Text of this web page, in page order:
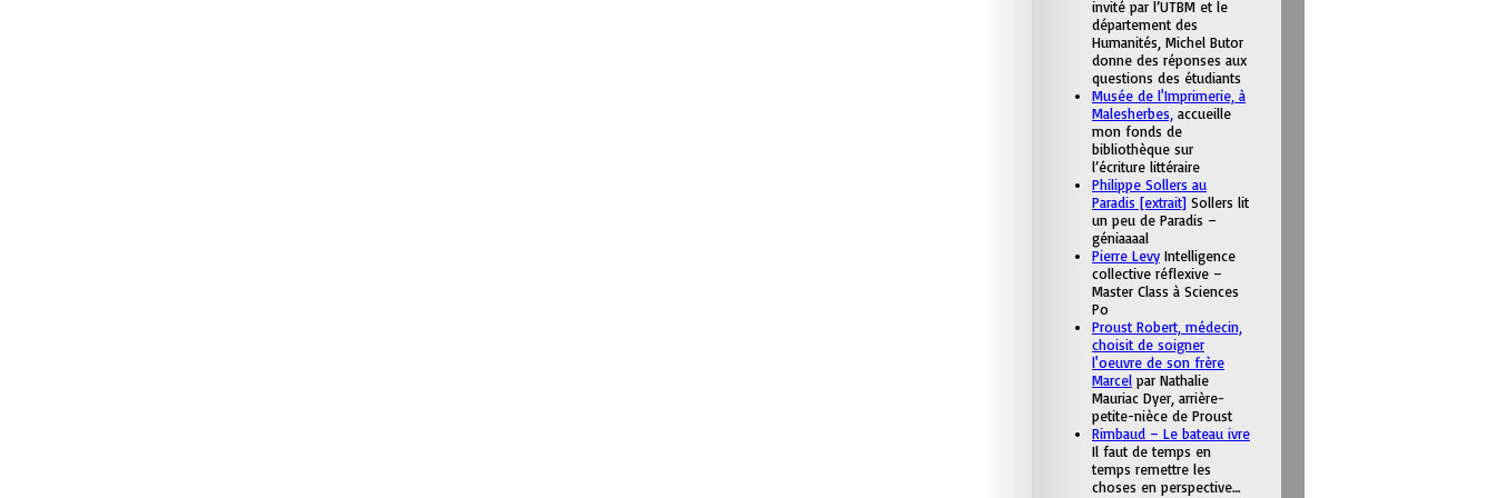
invité par l’UTBM et le
département des
Humanités, Michel Butor
donne des réponses aux
questions des étudiants
Musée de l'Imprimerie, à
Malesherbes, accueille
mon fonds de
bibliothèque sur
l’écriture littéraire
Philippe Sollers au
Paradis [extrait] Sollers lit
un peu de Paradis –
géniaaaal
Pierre Levy Intelligence
collective réflexive –
Master Class à Sciences
Po
Proust Robert, médecin,
choisit de soigner
l'oeuvre de son frère
Marcel par Nathalie
Mauriac Dyer, arrière-
petite-nièce de Proust
Rimbaud – Le bateau ivre
Il faut de temps en
temps remettre les
choses en perspective…